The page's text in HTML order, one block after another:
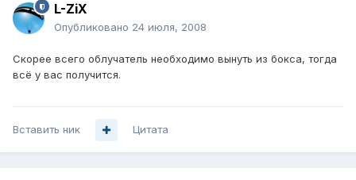
L-ZiX
Опубликовано 24 июля, 2008
Скорее всего облучатель необходимо вынуть из бокса, тогда
всё у вас получится.
Вставить ник Цитата